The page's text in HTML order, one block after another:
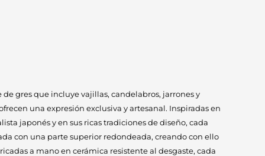
gres que incluye vajillas, candelabros, jarrones y
una expresión exclusiva y artesanal. Inspiradas en
japonés y en sus ricas tradiciones de diseño, cada
con una parte superior redondeada, creando con ello
a mano en cerámica resistente al desgaste, cada